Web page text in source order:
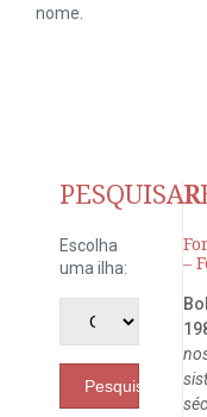
nome.
PESQUISAR
Escolha
uma ilha:
Pesquisar
–